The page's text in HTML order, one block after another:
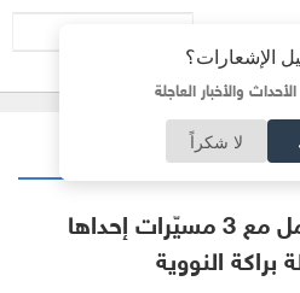
الإشعارات؟
والأخبار العاجلة
لا شكراً
الدفاعات الإماراتية تتعامل مع 3 مسيّرات إحداها
النووية